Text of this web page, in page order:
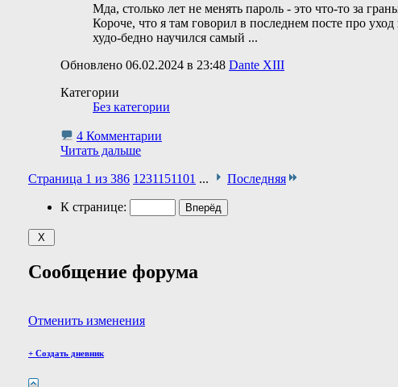
Мда, столько лет не менять пароль - это что-то за
Короче, что я там говорил в последнем посте про
худо-бедно научился самый ...
Обновлено 06.02.2024 в 23:48 Dante XIII
Категории
Без категории
4 Комментарии
Читать дальше
Страница 1 из 386 1 2311 51101 ... Последняя
К странице:
Сообщение форума
Отменить изменения
+ Создать дневник